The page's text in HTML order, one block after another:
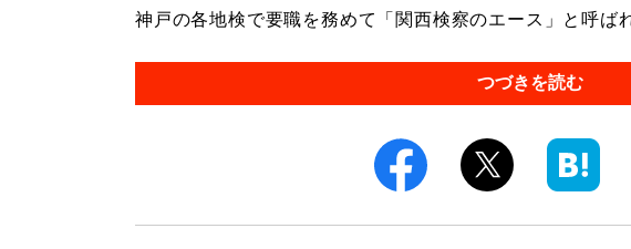
神戸の各地検で要職を務めて「関西検察のエース」と呼ば
つづきを読む